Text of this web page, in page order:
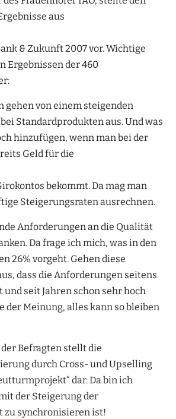
aus
& Zukunft 2007 vor. Wichtige
Ergebnissen der 460
gehen von einem steigenden
Standardprodukten aus. Und was
hinzufügen, wenn man bei der
Geld für die
bekommt. Da mag man
Steigerungsraten ausrechnen.
Anforderungen an die Qualität
Da frage ich mich, was in den
26% vorgeht. Gehen diese
dass die Anforderungen seitens
und seit Jahren schon sehr hoch
der Meinung, alles kann so bleiben
Befragten stellt die
durch Cross- und Upselling
dar. Da bin ich
der Steigerung der
zu synchronisieren ist!